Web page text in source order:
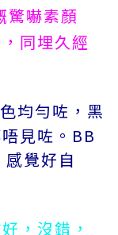
驚嚇素顏
同埋久經
均勻咗，黑
見咗。BB
覺好自
，沒錯，